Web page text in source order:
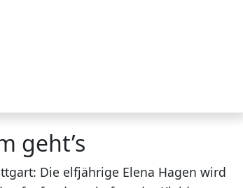
geht’s
Die elfjährige Elena Hagen wird